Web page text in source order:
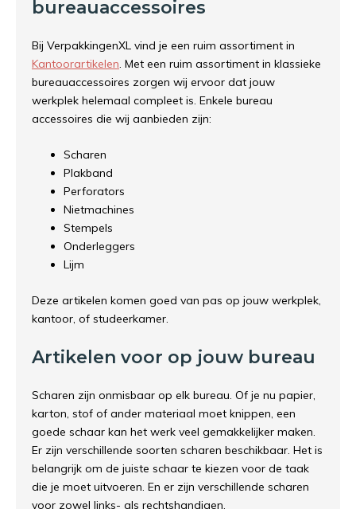
bureauaccessoires
Bij VerpakkingenXL vind je een ruim assortiment in
Kantoorartikelen. Met een ruim assortiment in klassieke
bureauaccessoires zorgen wij ervoor dat jouw
werkplek helemaal compleet is. Enkele bureau
accessoires die wij aanbieden zijn:
Scharen
Plakband
Perforators
Nietmachines
Stempels
Onderleggers
Lijm
Deze artikelen komen goed van pas op jouw werkplek,
kantoor, of studeerkamer.
Artikelen voor op jouw bureau
Scharen zijn onmisbaar op elk bureau. Of je nu papier,
karton, stof of ander materiaal moet knippen, een
goede schaar kan het werk veel gemakkelijker maken.
Er zijn verschillende soorten scharen beschikbaar. Het is
belangrijk om de juiste schaar te kiezen voor de taak
die je moet uitvoeren. En er zijn verschillende scharen
voor zowel links- als rechtshandigen.